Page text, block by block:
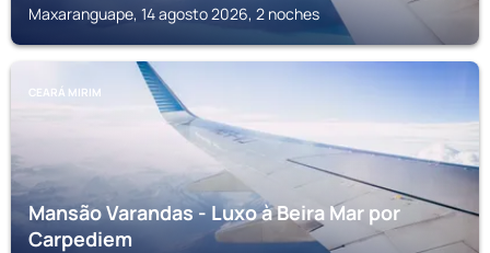
Maxaranguape, 14 agosto 2026, 2 noches
CEARÁ MIRIM
Mansão Varandas - Luxo à Beira Mar por
Carpediem